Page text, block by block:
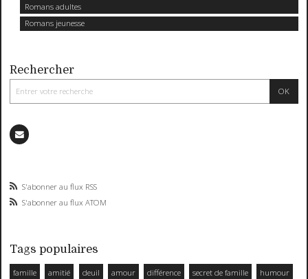
Romans adultes
Romans jeunesse
Rechercher
S'abonner au flux RSS
S'abonner au flux ATOM
Tags populaires
famille amitié deuil amour différence secret de famille humour